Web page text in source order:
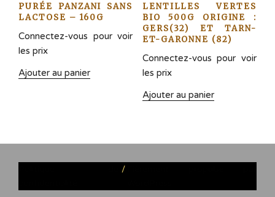
PURÉE PANZANI SANS
LACTOSE – 160G
Connectez-vous pour voir
les prix
Ajouter au panier
LENTILLES VERTES
BIO 500G ORIGINE :
GERS(32) ET TARN-
ET-GARONNE (82)
Connectez-vous pour voir
les prix
Ajouter au panier